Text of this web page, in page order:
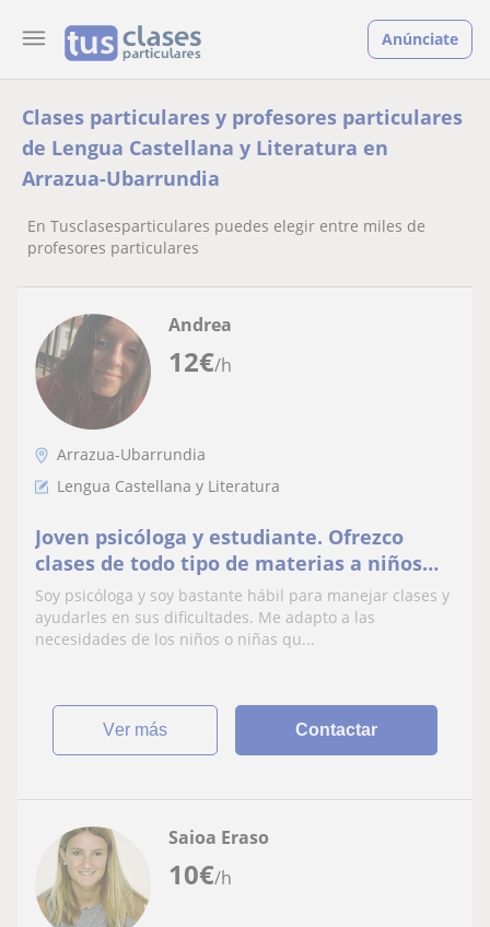
Anúnciate
Clases particulares y profesores particulares
de Lengua Castellana y Literatura en
Arrazua-Ubarrundia
En Tusclasesparticulares puedes elegir entre miles de
profesores particulares
12€/h
Andrea
Arrazua-Ubarrundia
Lengua Castellana y Literatura
Joven psicóloga y estudiante. Ofrezco
clases de todo tipo de materias a niños
hasta la ESO. Puntos fuertes en lengua,
matemáticas, euskera y filosofía
Soy psicóloga y soy bastante hábil para manejar clases y
ayudarles en sus dificultades. Me adapto a las
necesidades de los niños o niñas qu...
ver más Contactar
10€/h
Saioa Eraso